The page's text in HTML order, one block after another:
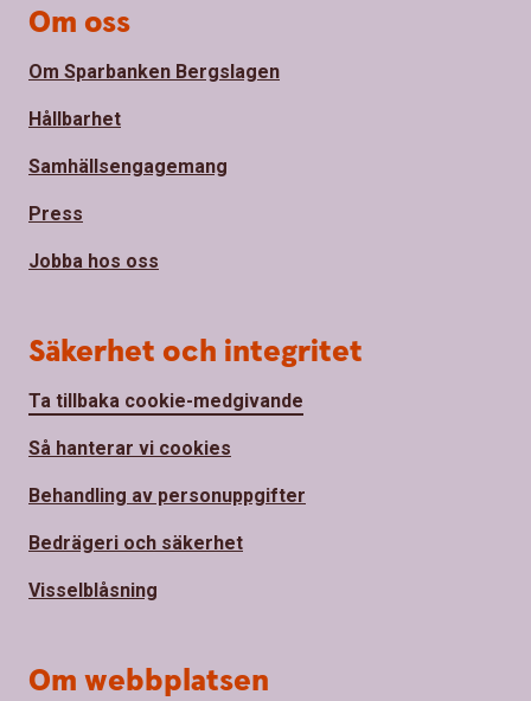
Om oss
Om Sparbanken Bergslagen
Hållbarhet
Samhällsengagemang
Press
Jobba hos oss
Säkerhet och integritet
Ta tillbaka cookie-medgivande
Så hanterar vi cookies
Behandling av personuppgifter
Bedrägeri och säkerhet
Visselblåsning
Om webbplatsen